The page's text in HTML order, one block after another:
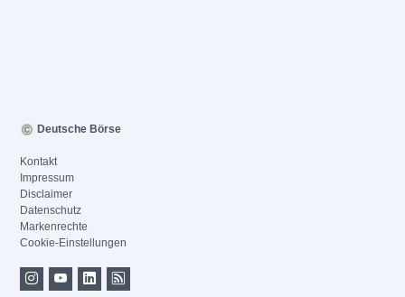
Deutsche Börse
Kontakt
Impressum
Disclaimer
Datenschutz
Markenrechte
Cookie-Einstellungen